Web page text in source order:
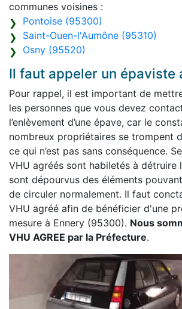
communes voisines :
Pontoise (95300)
Saint-Ouen-l'Aumône (95310)
Osny (95520)
Il faut appeler un épaviste
Pour rappel, il est important de
les personnes que vous devez
l’enlèvement d’une épave, car le
nombreux propriétaires se trompent
ce qui n’est pas sans conséquence.
VHU agréés sont habiletés à détruire
sont dépourvus des éléments
de circuler normalement. Il faut
VHU agréé afin de bénéficier d'une
mesure à Ennery (95300). Nous
VHU AGREE par la Préfecture.